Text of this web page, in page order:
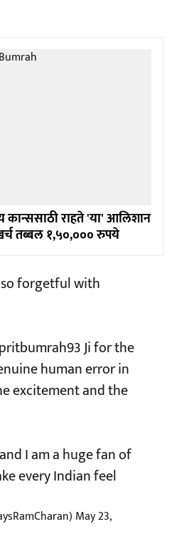
कान्ससाठी राहते 'या' आलिशान
तब्बल १,५०,००० रुपये
forgetful with
Ji for the
human error in
excitement and the
I am a huge fan of
every Indian feel
May 23,